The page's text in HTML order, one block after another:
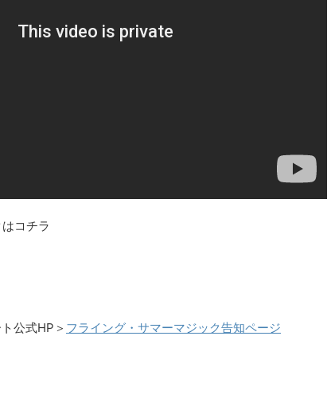
コチラ
公式HP＞ フライング・サマーマジック告知ページ